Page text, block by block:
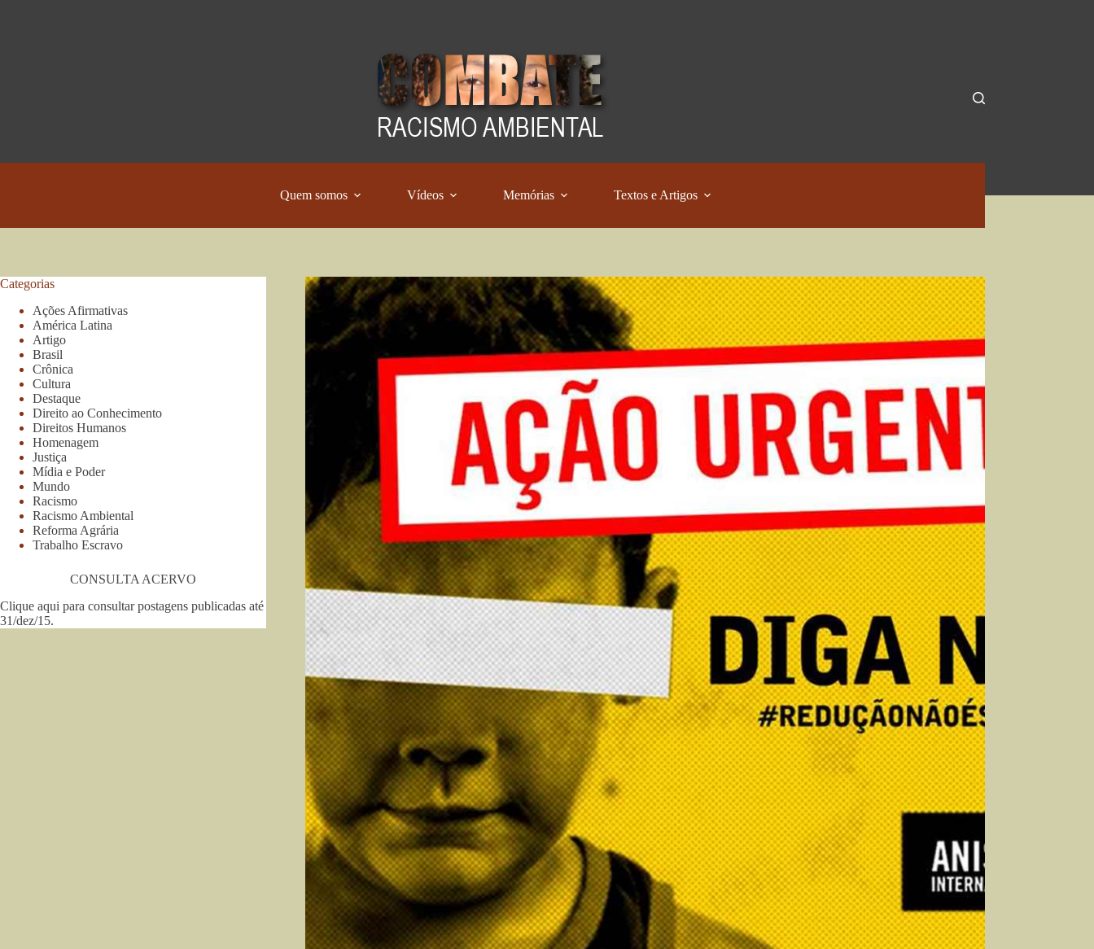
Quem somos Vídeos Memórias Textos e Artigos
Categorias
Ações Afirmativas
América Latina
Artigo
Brasil
Crônica
Cultura
Destaque
Direito ao Conhecimento
Direitos Humanos
Homenagem
Justiça
Mídia e Poder
Mundo
Racismo
Racismo Ambiental
Reforma Agrária
Trabalho Escravo
CONSULTA ACERVO
Clique aqui para consultar postagens publicadas até
31/dez/15.